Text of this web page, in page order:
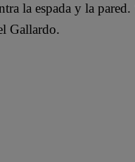
la espada y la pared.
Gallardo.